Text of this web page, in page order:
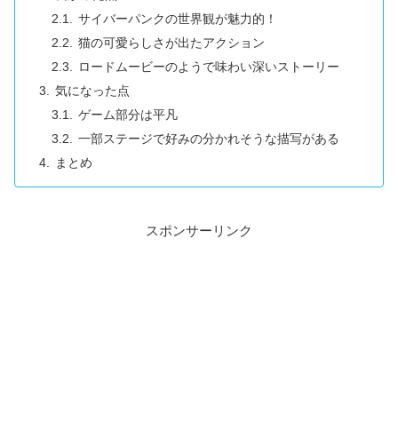
サイバーパンクの世界観が魅力的！
猫の可愛らしさが出たアクション
ロードムービーのようで味わい深いストーリー
気になった点
ゲーム部分は平凡
一部ステージで好みの分かれそうな描写がある
まとめ
スポンサーリンク